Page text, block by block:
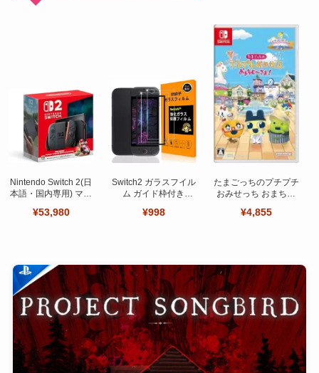
Nintendo Switch 2(日
本語・国内専用) マリ
ット
¥53,980
Switch2 ガラスフイル
ム ガイド枠付き
ット 日本旭硝子製-高
¥998
たまごっちのプチプチ
おみせっち おまちど
¥4,855